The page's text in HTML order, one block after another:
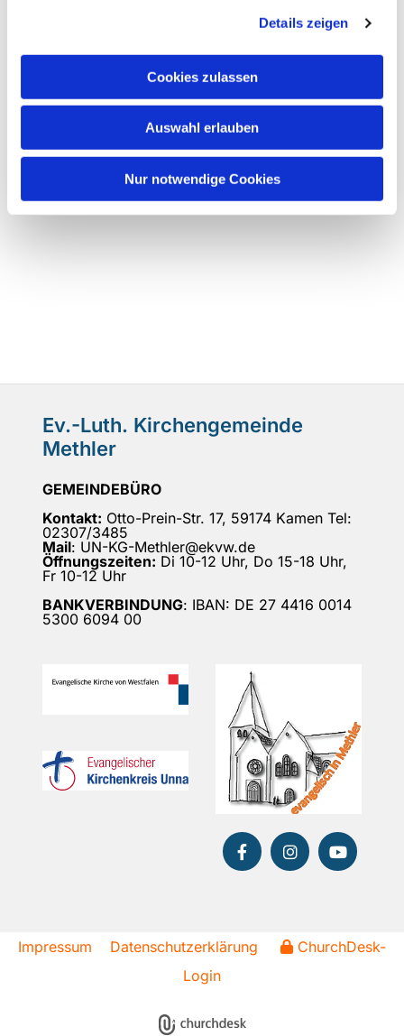
Details zeigen
Cookies zulassen
Auswahl erlauben
Nur notwendige Cookies
Ev.-Luth. Kirchengemeinde
Methler
GEMEINDEBÜRO
Kontakt: Otto-Prein-Str. 17, 59174 Kamen Tel:
02307/3485
Mail: UN-KG-Methler@ekvw.de
Öffnungszeiten: Di 10-12 Uhr, Do 15-18 Uhr,
Fr 10-12 Uhr
BANKVERBINDUNG: IBAN: DE 27 4416 0014
5300 6094 00
Impressum Datenschutzerklärung
ChurchDesk-
Login